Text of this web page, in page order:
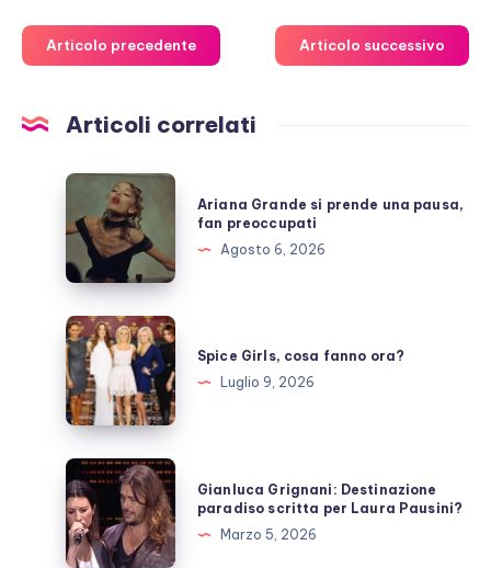
Articolo precedente Articolo successivo
Articoli correlati
Ariana
Grande
si
prende
una
pausa,
fan
preoccupati
Ariana Grande si prende una pausa,
fan preoccupati
Agosto 6, 2026
Spice
Girls,
cosa
fanno
ora?
Spice Girls, cosa fanno ora?
Luglio 9, 2026
Gianluca
Grignani:
Destinazione
paradiso
Gianluca Grignani: Destinazione
paradiso scritta per Laura Pausini?
Marzo 5, 2026